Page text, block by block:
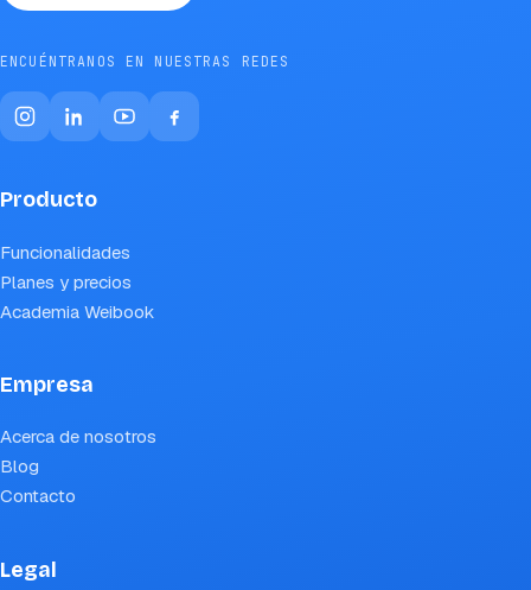
ENCUÉNTRANOS EN NUESTRAS REDES
Producto
Funcionalidades
Planes y precios
Academia Weibook
Empresa
Acerca de nosotros
Blog
Contacto
Legal